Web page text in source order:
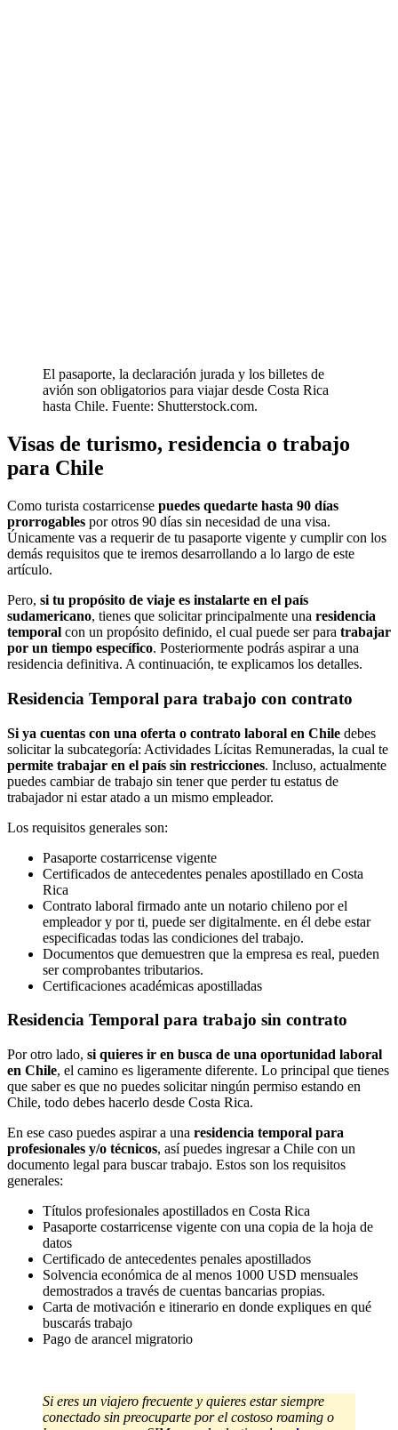
El pasaporte, la declaración jurada y los billetes de
avión son obligatorios para viajar desde Costa Rica
hasta Chile. Fuente: Shutterstock.com.
Visas de turismo, residencia o trabajo
para Chile
Como turista costarricense puedes quedarte hasta 90 días
prorrogables por otros 90 días sin necesidad de una visa.
Únicamente vas a requerir de tu pasaporte vigente y cumplir con los
demás requisitos que te iremos desarrollando a lo largo de este
artículo.
Pero, si tu propósito de viaje es instalarte en el país
sudamericano, tienes que solicitar principalmente una residencia
temporal con un propósito definido, el cual puede ser para trabajar
por un tiempo específico. Posteriormente podrás aspirar a una
residencia definitiva. A continuación, te explicamos los detalles.
Residencia Temporal para trabajo con contrato
Si ya cuentas con una oferta o contrato laboral en Chile debes
solicitar la subcategoría: Actividades Lícitas Remuneradas, la cual te
permite trabajar en el país sin restricciones. Incluso, actualmente
puedes cambiar de trabajo sin tener que perder tu estatus de
trabajador ni estar atado a un mismo empleador.
Los requisitos generales son:
Pasaporte costarricense vigente
Certificados de antecedentes penales apostillado en Costa
Rica
Contrato laboral firmado ante un notario chileno por el
empleador y por ti, puede ser digitalmente. en él debe estar
especificadas todas las condiciones del trabajo.
Documentos que demuestren que la empresa es real, pueden
ser comprobantes tributarios.
Certificaciones académicas apostilladas
Residencia Temporal para trabajo sin contrato
Por otro lado, si quieres ir en busca de una oportunidad laboral
en Chile, el camino es ligeramente diferente. Lo principal que tienes
que saber es que no puedes solicitar ningún permiso estando en
Chile, todo debes hacerlo desde Costa Rica.
En ese caso puedes aspirar a una residencia temporal para
profesionales y/o técnicos, así puedes ingresar a Chile con un
documento legal para buscar trabajo. Estos son los requisitos
generales:
Títulos profesionales apostillados en Costa Rica
Pasaporte costarricense vigente con una copia de la hoja de
datos
Certificado de antecedentes penales apostillados
Solvencia económica de al menos 1000 USD mensuales
demostrados a través de cuentas bancarias propias.
Carta de motivación e itinerario en donde expliques en qué
buscarás trabajo
Pago de arancel migratorio
Si eres un viajero frecuente y quieres estar siempre
conectado sin preocuparte por el costoso roaming o